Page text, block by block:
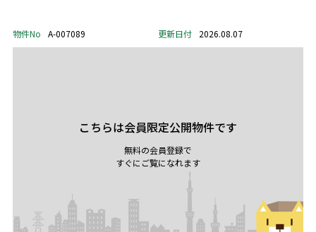
物件No A-007089 更新日付 2026.08.07
こちらは会員限定公開物件です
無料の会員登録で
すぐにご覧になれます